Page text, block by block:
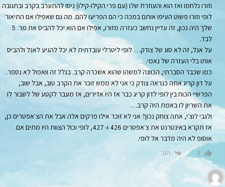
וזורו נלחמו ואז הוא והעוזרת שלו (עם פרי הקילו-קילו) ניסו להתערב בקרב ובתגובה
לופי וזורו פשוט העיפו אותם במכה כי הם הפריעו להם. מה גם שאפילו אם התיאור
שלך היה נכון, זה עדיין נחשב כעזרה מזורו, אפילו אם הוא יכל להביס את מר. 5
לבד.
על אנל, זה לא סוג של צודק… לופי ליטרלי עובדתית לא יכל להגיע לאנל ולהביס
אותו בלי העזרה של נאמי.
כמו שכבר הסברתי, הכוונה למשהו שהוא אשכרה קרב. בגלל זה וואפול לא נספר.
על דון קריג אתה כנראה צודק כי אני לא ממש זוכר את הקרב טוב, אבל שוב,
הפרשיי הכוח בין לופי לדון קריג כבר אז היו אדירים, אז מעבר לקטע של לשבור לו
את השריון לו באמת היה קרב…
ולגבי לוצ׳י, אתה צוחק נכון? אני לא זוכר אילו פרקים אלה אבל את הצ׳אפטרים כן,
אז תקרא באינטרנט את צ׳אפטרים 426 ו- 427, לופי וכול הצוות היו מתים אם
אוסופ לא היה מדבר אל לופי.
0 הגב